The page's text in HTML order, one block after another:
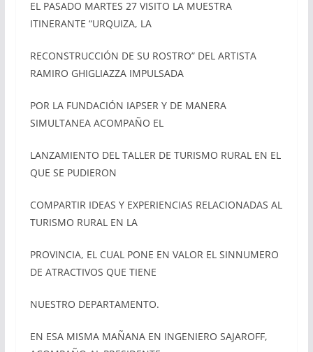
EL PASADO MARTES 27 VISITO LA MUESTRA
ITINERANTE “URQUIZA, LA
RECONSTRUCCIÓN DE SU ROSTRO” DEL ARTISTA
RAMIRO GHIGLIAZZA IMPULSADA
POR LA FUNDACIÓN IAPSER Y DE MANERA
SIMULTANEA ACOMPAÑO EL
LANZAMIENTO DEL TALLER DE TURISMO RURAL EN EL
QUE SE PUDIERON
COMPARTIR IDEAS Y EXPERIENCIAS RELACIONADAS AL
TURISMO RURAL EN LA
PROVINCIA, EL CUAL PONE EN VALOR EL SINNUMERO
DE ATRACTIVOS QUE TIENE
NUESTRO DEPARTAMENTO.
EN ESA MISMA MAÑANA EN INGENIERO SAJAROFF,